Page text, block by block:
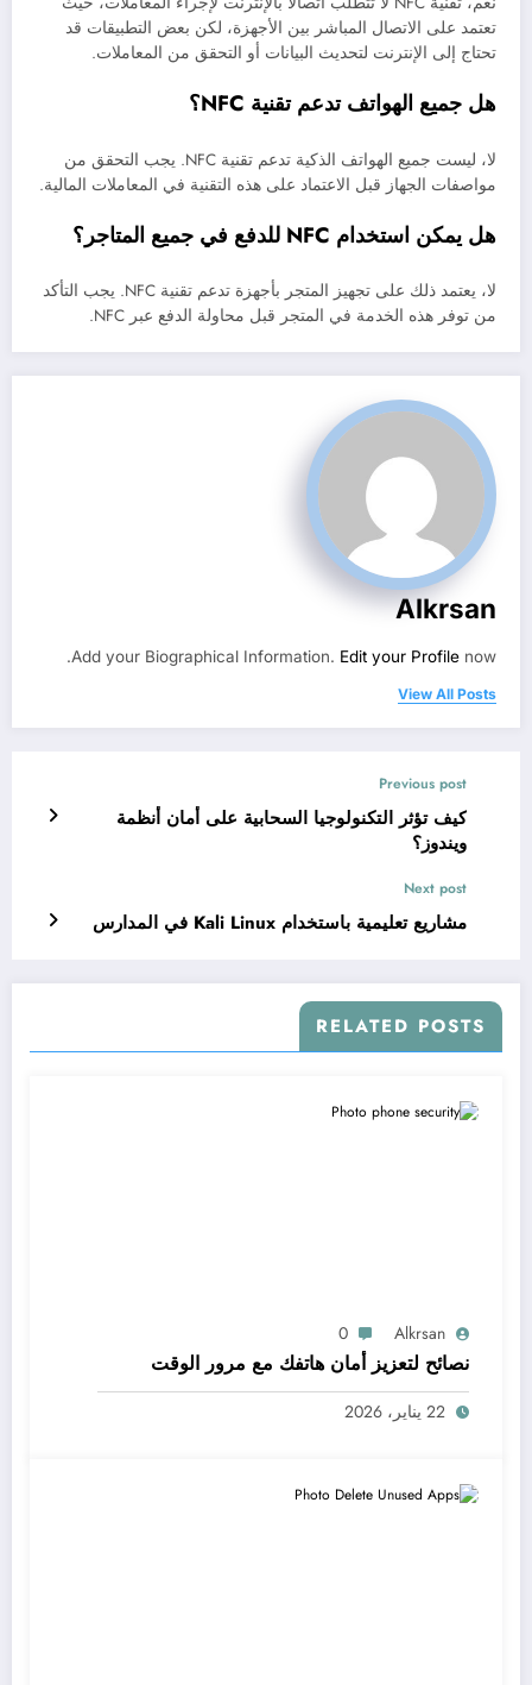
تعتمد على الاتصال المباشر بين الأجهزة، لكن بعض التطبيقات قد
تحتاج إلى الإنترنت لتحديث البيانات أو التحقق من المعاملات.
هل جميع الهواتف تدعم تقنية NFC؟
لا، ليست جميع الهواتف الذكية تدعم تقنية NFC. يجب التحقق من
مواصفات الجهاز قبل الاعتماد على هذه التقنية في المعاملات المالية.
هل يمكن استخدام NFC للدفع في جميع المتاجر؟
لا، يعتمد ذلك على تجهيز المتجر بأجهزة تدعم تقنية NFC. يجب التأكد
من توفر هذه الخدمة في المتجر قبل محاولة الدفع عبر NFC.
Alkrsan
Add your Biographical Information. Edit your Profile now.
View All Posts
Previous post
كيف تؤثر التكنولوجيا السحابية على أمان أنظمة
ويندوز؟
Next post
مشاريع تعليمية باستخدام Kali Linux في المدارس
RELATED POSTS
Alkrsan
0
نصائح لتعزيز أمان هاتفك مع مرور الوقت
22 يناير، 2026